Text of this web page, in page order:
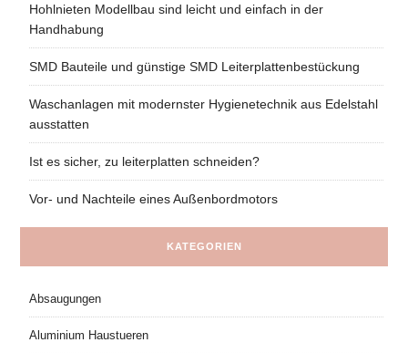
Hohlnieten Modellbau sind leicht und einfach in der
Handhabung
SMD Bauteile und günstige SMD Leiterplattenbestückung
Waschanlagen mit modernster Hygienetechnik aus Edelstahl
ausstatten
Ist es sicher, zu leiterplatten schneiden?
Vor- und Nachteile eines Außenbordmotors
KATEGORIEN
Absaugungen
Aluminium Haustueren